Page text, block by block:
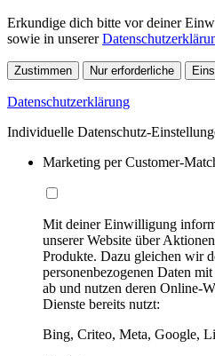
Erkundige dich bitte vor deiner
sowie in unserer
Zustimmen Nur erforderliche
Datenschutzerklärung
Individuelle Datenschutz-
Marketing per Customer-
Mit deiner Einwilligung
unserer Website über
Produkte. Dazu gleichen wir
personenbezogenen Daten
ab und nutzen deren Online-
Dienste bereits nutzt:
Bing, Criteo, Meta, Google,